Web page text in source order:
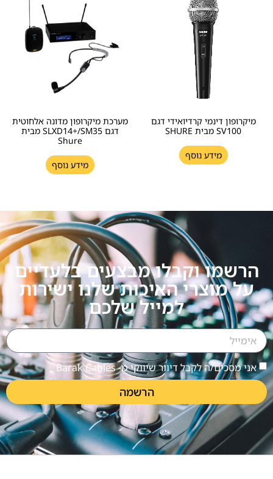
מיקרופון דינמי קרדיואידי דגם
SV100 מבית SHURE
מידע נוסף
מערכת מיקרופון מדונה אלחוטית
דגם SLXD14+/SM35 מבית
Shure
מידע נוסף
הרשמו וקבלו מבצעים בלעדיים
על מוצרי האיכות שלנו ישירות
למייל שלכם
אני מסכים/ה לקבל דיוור שיווקי מ- Barak Cables
הרשמה